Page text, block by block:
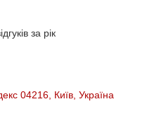
за рік
04216, Київ, Україна